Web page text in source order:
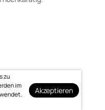
zu
im
Akzeptieren